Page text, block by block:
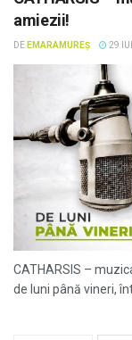
amiezii!
DE EMARAMUREȘ 29
CATHARSIS –
de luni până vineri,